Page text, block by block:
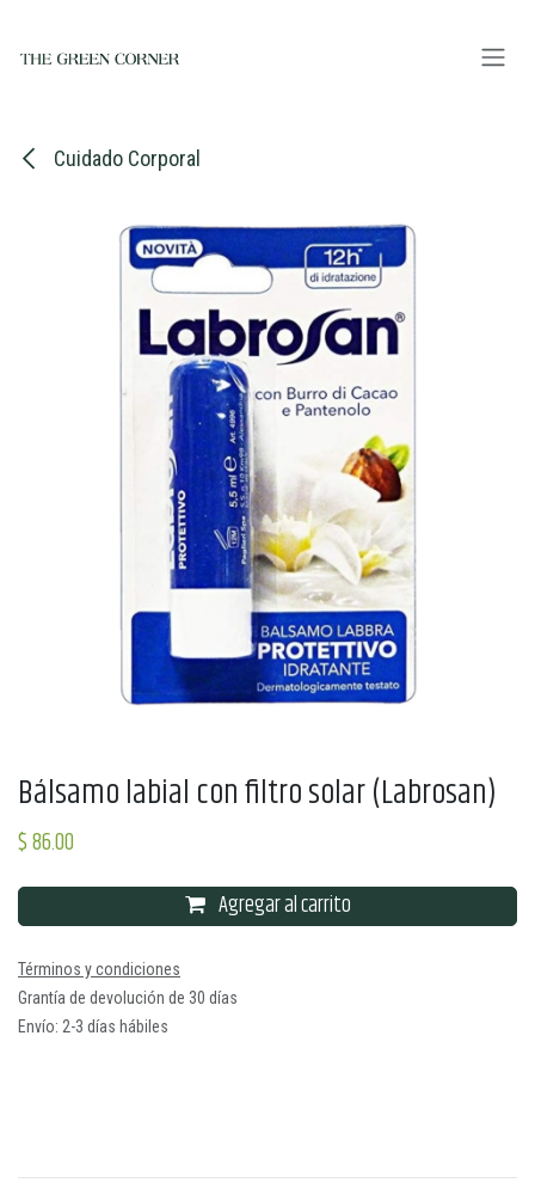
Cuidado Corporal
Bálsamo labial con filtro solar (Labrosan)
$86.00
Agregar al carrito
Términos y condiciones
Grantía de devolución de 30 días
Envío: 2-3 días hábiles